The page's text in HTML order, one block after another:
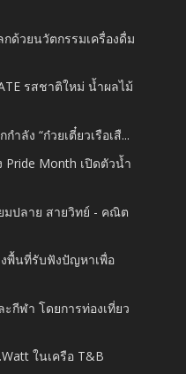
ด้วยนวัตกรรมเครื่องดื่ม
รสชาติใหม่ น้ำผลไม้
ำลัง “ก๋วยเตี๋ยวเรือเสื...
Month เปิดตัวน้ำ
ปลาย สายวิทย์ - คณิต
พื้นที่รับฟังปัญหาเพื่อ
ะกีฬา โดยการท่องเที่ยว
ในเครือ T&B